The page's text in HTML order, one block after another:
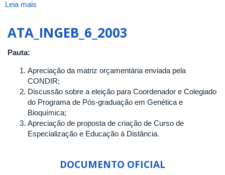
Leia mais
ATA_INGEB_6_2003
Pauta:
Apreciação da matriz orçamentária enviada pela
CONDIR;
Discussão sobre a eleição para Coordenador e Colegiado
do Programa de Pós-graduação em Genética e
Bioquímica;
Apreciação de proposta de criação de Curso de
Especialização e Educação à Distância.
DOCUMENTO OFICIAL